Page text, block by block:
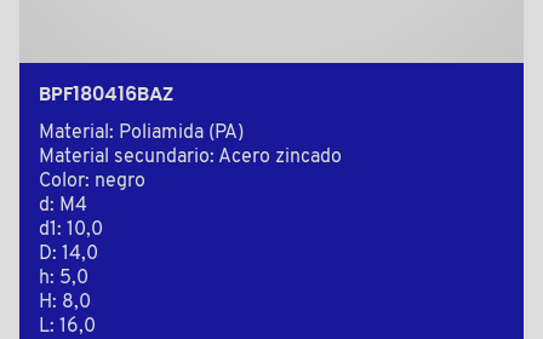
BPF180416BAZ
Material: Poliamida (PA)
Material secundario: Acero zincado
Color: negro
d: M4
d1: 10,0
D: 14,0
h: 5,0
H: 8,0
L: 16,0